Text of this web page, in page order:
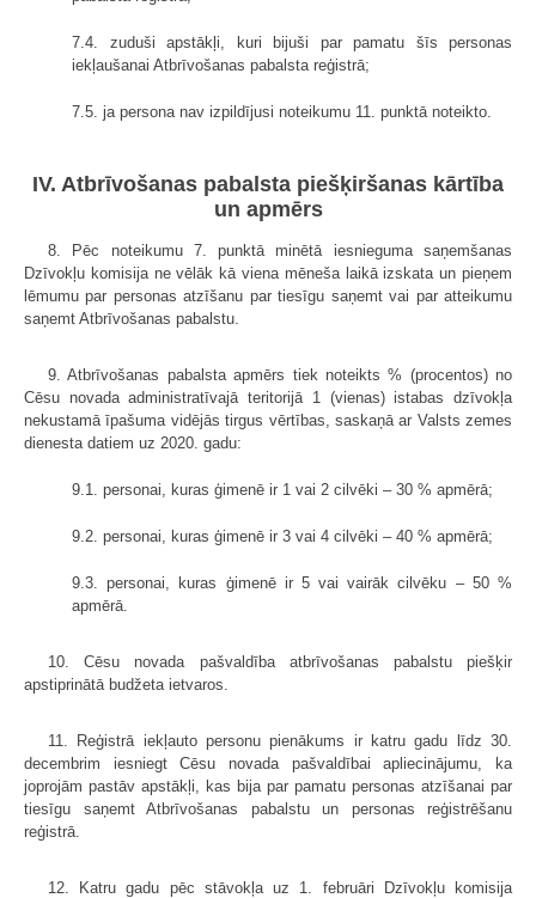
7.4. zuduši apstākļi, kuri bijuši par pamatu šīs personas
iekļaušanai Atbrīvošanas pabalsta reģistrā;
7.5. ja persona nav izpildījusi noteikumu 11. punktā noteikto.
IV. Atbrīvošanas pabalsta piešķiršanas kārtība
un apmērs
8. Pēc noteikumu 7. punktā minētā iesnieguma saņemšanas
Dzīvokļu komisija ne vēlāk kā viena mēneša laikā izskata un pieņem
lēmumu par personas atzīšanu par tiesīgu saņemt vai par atteikumu
saņemt Atbrīvošanas pabalstu.
9. Atbrīvošanas pabalsta apmērs tiek noteikts % (procentos) no
Cēsu novada administratīvajā teritorijā 1 (vienas) istabas dzīvokļa
nekustamā īpašuma vidējās tirgus vērtības, saskaņā ar Valsts zemes
dienesta datiem uz 2020. gadu:
9.1. personai, kuras ģimenē ir 1 vai 2 cilvēki – 30 % apmērā;
9.2. personai, kuras ģimenē ir 3 vai 4 cilvēki – 40 % apmērā;
9.3. personai, kuras ģimenē ir 5 vai vairāk cilvēku – 50 %
apmērā.
10. Cēsu novada pašvaldība atbrīvošanas pabalstu piešķir
apstiprinātā budžeta ietvaros.
11. Reģistrā iekļauto personu pienākums ir katru gadu līdz 30.
decembrim iesniegt Cēsu novada pašvaldībai apliecinājumu, ka
joprojām pastāv apstākļi, kas bija par pamatu personas atzīšanai par
tiesīgu saņemt Atbrīvošanas pabalstu un personas reģistrēšanu
reģistrā.
12. Katru gadu pēc stāvokļa uz 1. februāri Dzīvokļu komisija